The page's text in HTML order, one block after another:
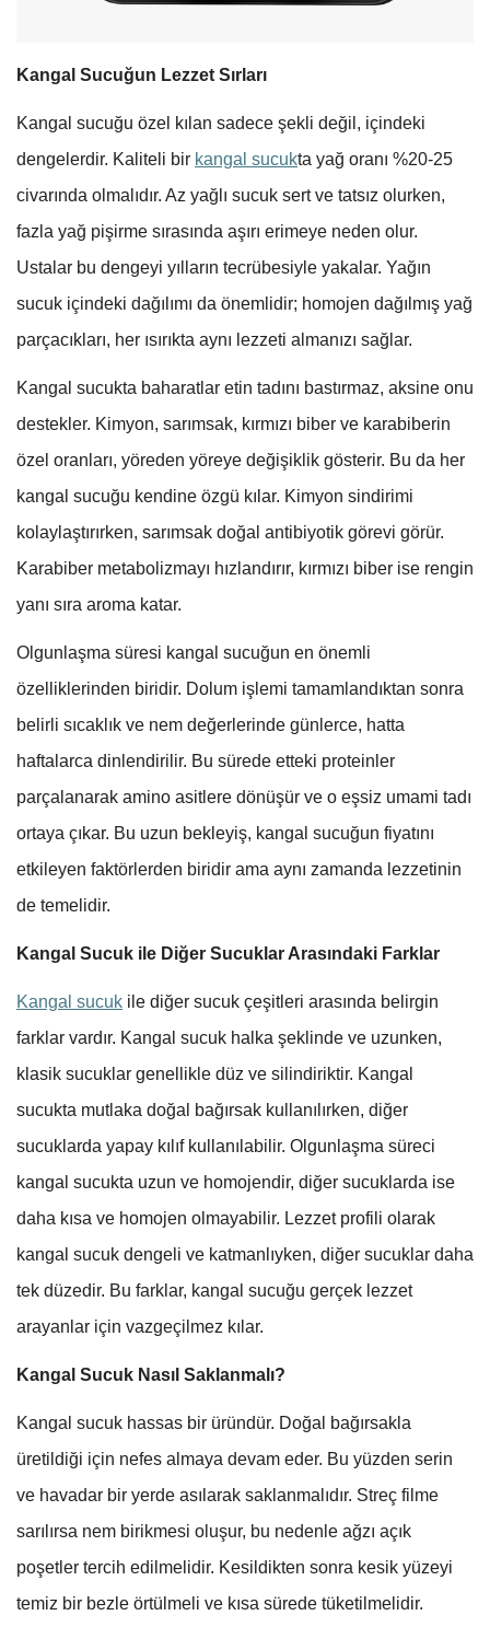
Kangal Sucuğun Lezzet Sırları
Kangal sucuğu özel kılan sadece şekli değil, içindeki
dengelerdir. Kaliteli bir kangal sucukta yağ oranı %20-25
civarında olmalıdır. Az yağlı sucuk sert ve tatsız olurken,
fazla yağ pişirme sırasında aşırı erimeye neden olur.
Ustalar bu dengeyi yılların tecrübesiyle yakalar. Yağın
sucuk içindeki dağılımı da önemlidir; homojen dağılmış yağ
parçacıkları, her ısırıkta aynı lezzeti almanızı sağlar.
Kangal sucukta baharatlar etin tadını bastırmaz, aksine onu
destekler. Kimyon, sarımsak, kırmızı biber ve karabiberin
özel oranları, yöreden yöreye değişiklik gösterir. Bu da her
kangal sucuğu kendine özgü kılar. Kimyon sindirimi
kolaylaştırırken, sarımsak doğal antibiyotik görevi görür.
Karabiber metabolizmayı hızlandırır, kırmızı biber ise rengin
yanı sıra aroma katar.
Olgunlaşma süresi kangal sucuğun en önemli
özelliklerinden biridir. Dolum işlemi tamamlandıktan sonra
belirli sıcaklık ve nem değerlerinde günlerce, hatta
haftalarca dinlendirilir. Bu sürede etteki proteinler
parçalanarak amino asitlere dönüşür ve o eşsiz umami tadı
ortaya çıkar. Bu uzun bekleyiş, kangal sucuğun fiyatını
etkileyen faktörlerden biridir ama aynı zamanda lezzetinin
de temelidir.
Kangal Sucuk ile Diğer Sucuklar Arasındaki Farklar
Kangal sucuk ile diğer sucuk çeşitleri arasında belirgin
farklar vardır. Kangal sucuk halka şeklinde ve uzunken,
klasik sucuklar genellikle düz ve silindiriktir. Kangal
sucukta mutlaka doğal bağırsak kullanılırken, diğer
sucuklarda yapay kılıf kullanılabilir. Olgunlaşma süreci
kangal sucukta uzun ve homojendir, diğer sucuklarda ise
daha kısa ve homojen olmayabilir. Lezzet profili olarak
kangal sucuk dengeli ve katmanlıyken, diğer sucuklar daha
tek düzedir. Bu farklar, kangal sucuğu gerçek lezzet
arayanlar için vazgeçilmez kılar.
Kangal Sucuk Nasıl Saklanmalı?
Kangal sucuk hassas bir üründür. Doğal bağırsakla
üretildiği için nefes almaya devam eder. Bu yüzden serin
ve havadar bir yerde asılarak saklanmalıdır. Streç filme
sarılırsa nem birikmesi oluşur, bu nedenle ağzı açık
poşetler tercih edilmelidir. Kesildikten sonra kesik yüzeyi
temiz bir bezle örtülmeli ve kısa sürede tüketilmelidir.